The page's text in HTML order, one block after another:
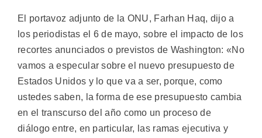
El portavoz adjunto de la ONU, Farhan Haq, dijo a
los periodistas el 6 de mayo, sobre el impacto de los
recortes anunciados o previstos de Washington: «No
vamos a especular sobre el nuevo presupuesto de
Estados Unidos y lo que va a ser, porque, como
ustedes saben, la forma de ese presupuesto cambia
en el transcurso del año como un proceso de
diálogo entre, en particular, las ramas ejecutiva y